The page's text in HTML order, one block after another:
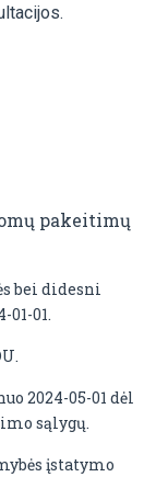
pakeitimų
bei didesni
01.
2024-05-01 dėl
sąlygų.
įstatymo